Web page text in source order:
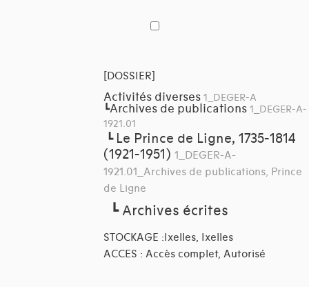
[DOSSIER]
Activités diverses 1_DEGER-A
┗Archives de publications 1_DEGER-A-
1921.01
┗ Le Prince de Ligne, 1735-1814
(1921-1951) 1_DEGER-A-
1921.01_Archives de publications, Prince
de Ligne
┗Archives écrites
STOCKAGE :Ixelles, Ixelles
ACCES : Accès complet, Autorisé